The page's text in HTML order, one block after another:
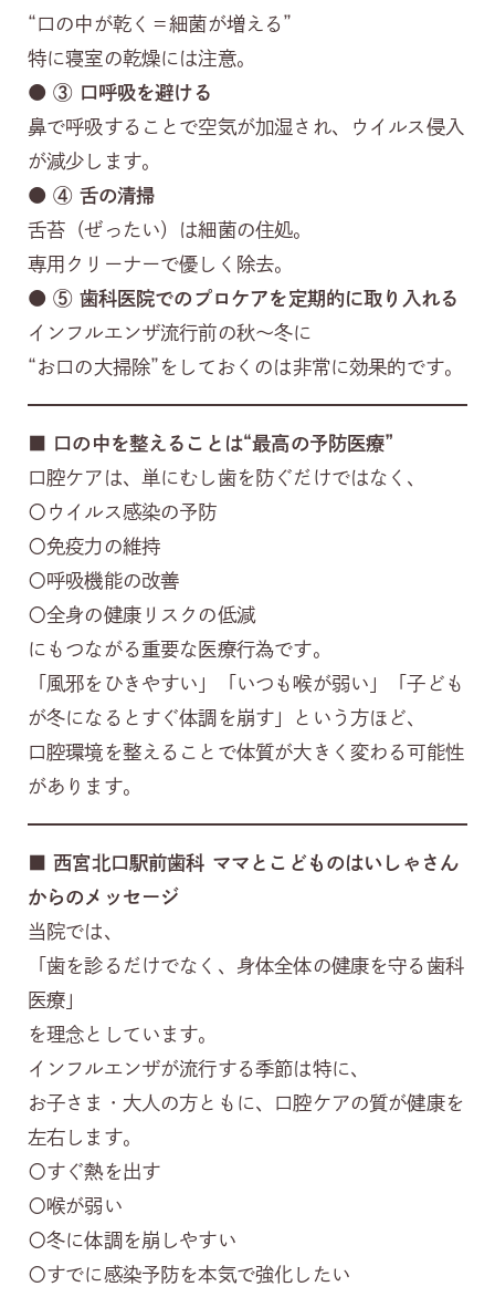
“口の中が乾く＝細菌が増える”
特に寝室の乾燥には注意。
● ③ 口呼吸を避ける
鼻で呼吸することで空気が加湿され、ウイルス侵入
が減少します。
● ④ 舌の清掃
舌苔（ぜったい）は細菌の住処。
専用クリーナーで優しく除去。
● ⑤ 歯科医院でのプロケアを定期的に取り入れる
インフルエンザ流行前の秋〜冬に
“お口の大掃除”をしておくのは非常に効果的です。
口の中を整えることは“最高の予防医療”
口腔ケアは、単にむし歯を防ぐだけではなく、
〇ウイルス感染の予防
〇免疫力の維持
〇呼吸機能の改善
〇全身の健康リスクの低減
にもつながる重要な医療行為です。
「風邪をひきやすい」「いつも喉が弱い」「子ども
が冬になるとすぐ体調を崩す」という方ほど、
口腔環境を整えることで体質が大きく変わる可能性
があります。
■西宮北口駅前歯科 ママとこどものはいしゃさん
からのメッセージ
当院では、
「歯を診るだけでなく、身体全体の健康を守る歯科
医療」
を理念としています。
インフルエンザが流行する季節は特に、
お子さま・大人の方ともに、口腔ケアの質が健康を
左右します。
〇すぐ熱を出す
〇喉が弱い
〇冬に体調を崩しやすい
〇すでに感染予防を本気で強化したい